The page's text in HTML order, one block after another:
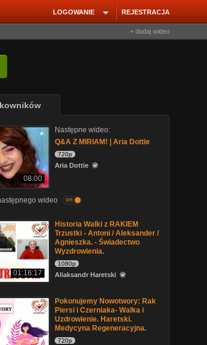
REJESTRACJA
LOGOWANIE
+ dodaj wideo
08:00
Następne wideo:
Q&A Z MIRIAM! | Aria Dottie
720p
Aria Dottie
wideo on
01:16:17
Historia Walki z RAKIEM
Trzustki - Antoni / Aleksander /
Agnieszka. - Świadectwo
Wyzdrowienia.
1080p
Aliaksandr Haretski
Pokonujemy Nowotwory: Rak
Piersi i Czerniaka- Walka i
Uzdrowienie. Haretski.
Medycyna Regeneracyjna.
720p